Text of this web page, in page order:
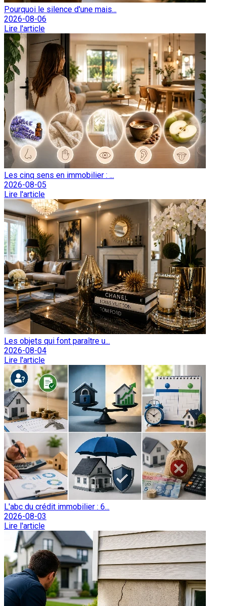
Pourquoi le silence d'une mais...
2026-08-06
Lire l'article
Les cinq sens en immobilier : ...
2026-08-05
Lire l'article
Les objets qui font paraître u...
2026-08-04
Lire l'article
L'abc du crédit immobilier : 6...
2026-08-03
Lire l'article